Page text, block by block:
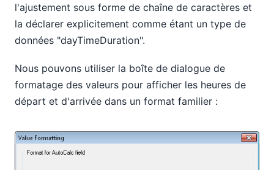
l'ajustement sous forme de chaîne de caractères et
la déclarer explicitement comme étant un type de
données "dayTimeDuration".
Nous pouvons utiliser la boîte de dialogue de
formatage des valeurs pour afficher les heures de
départ et d'arrivée dans un format familier :